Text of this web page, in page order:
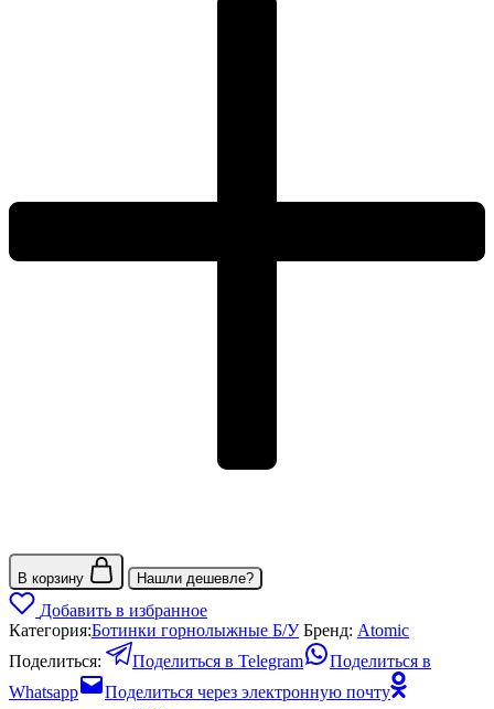
В корзину Нашли дешевле?
Добавить в избранное
Категория:Ботинки горнолыжные Б/У Бренд: Atomic
Поделиться:
Поделиться в Telegram
Поделиться в
Whatsapp
Поделиться через электронную почту